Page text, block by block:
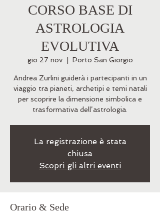
CORSO BASE DI
ASTROLOGIA
EVOLUTIVA
gio 27 nov
  |
Porto San Giorgio
Andrea Zurlini guiderà i partecipanti in un
viaggio tra pianeti, archetipi e temi natali
per scoprire la dimensione simbolica e
trasformativa dell’astrologia.
La registrazione è stata
chiusa
Scopri gli altri eventi
Orario & Sede